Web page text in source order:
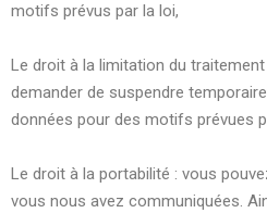
motifs prévus par la loi,
Le droit à la limitation du
demander de suspendre
données pour des motifs prévues
Le droit à la portabilité : vous
vous nous avez communiquées.